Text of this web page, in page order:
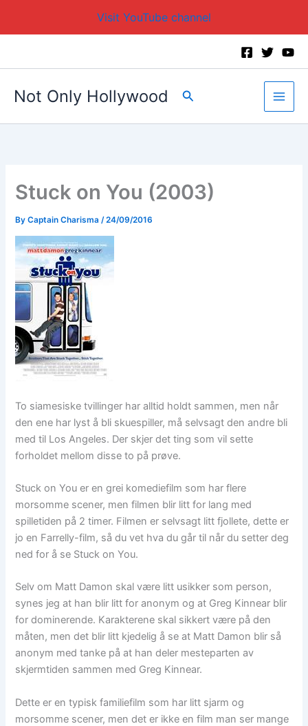
Visit YouTube channel
Not Only Hollywood Search
Stuck on You (2003)
ByCaptain Charisma /24/09/2016
To siamesiske tvillinger har alltid holdt sammen, men når
den ene har lyst å bli skuespiller, må selvsagt den andre bli
med til Los Angeles. Der skjer det ting som vil sette
forholdet mellom disse to på prøve.
Stuck on You er en grei komediefilm som har flere
morsomme scener, men filmen blir litt for lang med
spilletiden på 2 timer. Filmen er selvsagt litt fjollete, dette er
jo en Farrelly-film, så du vet hva du går til når du setter deg
ned for å se Stuck on You.
Selv om Matt Damon skal være litt usikker som person,
synes jeg at han blir litt for anonym og at Greg Kinnear blir
for dominerende. Karakterene skal sikkert være på den
måten, men det blir litt kjedelig å se at Matt Damon blir så
anonym med tanke på at han deler mesteparten av
skjermtiden sammen med Greg Kinnear.
Dette er en typisk familiefilm som har litt sjarm og
morsomme scener, men det er ikke en film man ser mange